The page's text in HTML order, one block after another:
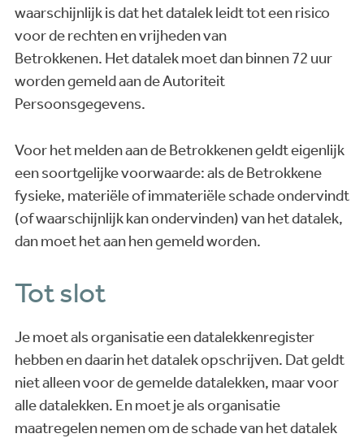
waarschijnlijk is dat het datalek leidt tot een risico
voor de rechten en vrijheden van
Betrokkenen. Het datalek moet dan binnen 72 uur
worden gemeld aan de Autoriteit
Persoonsgegevens.
Voor het melden aan de Betrokkenen geldt eigenlijk
een soortgelijke voorwaarde: als de Betrokkene
fysieke, materiële of immateriële schade ondervindt
(of waarschijnlijk kan ondervinden) van het datalek,
dan moet het aan hen gemeld worden.
Tot slot
Je moet als organisatie een datalekkenregister
hebben en daarin het datalek opschrijven. Dat geldt
niet alleen voor de gemelde datalekken, maar voor
alle datalekken. En moet je als organisatie
maatregelen nemen om de schade van het datalek